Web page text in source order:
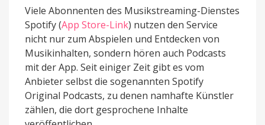
Viele Abonnenten des Musikstreaming-Dienstes
Spotify (App Store-Link) nutzen den Service
nicht nur zum Abspielen und Entdecken von
Musikinhalten, sondern hören auch Podcasts
mit der App. Seit einiger Zeit gibt es vom
Anbieter selbst die sogenannten Spotify
Original Podcasts, zu denen namhafte Künstler
zählen, die dort gesprochene Inhalte